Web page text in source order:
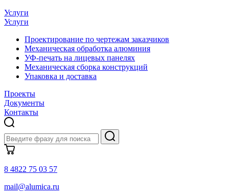
Услуги
Услуги
Проектирование по чертежам заказчиков
Механическая обработка алюминия
УФ-печать на лицевых панелях
Механическая сборка конструкций
Упаковка и доставка
Проекты
Документы
Контакты
8 4822 75 03 57
mail@alumica.ru